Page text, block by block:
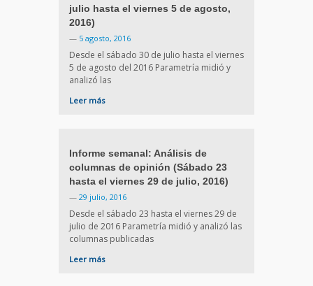
julio hasta el viernes 5 de agosto,
2016)
— 5 agosto, 2016
Desde el sábado 30 de julio hasta el viernes
5 de agosto del 2016 Parametría midió y
analizó las
Leer más
Informe semanal: Análisis de
columnas de opinión (Sábado 23
hasta el viernes 29 de julio, 2016)
— 29 julio, 2016
Desde el sábado 23 hasta el viernes 29 de
julio de 2016 Parametría midió y analizó las
columnas publicadas
Leer más